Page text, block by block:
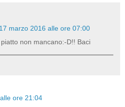
17 marzo 2016 alle ore 07:00
non mancano:-D!! Baci
ore 21:04